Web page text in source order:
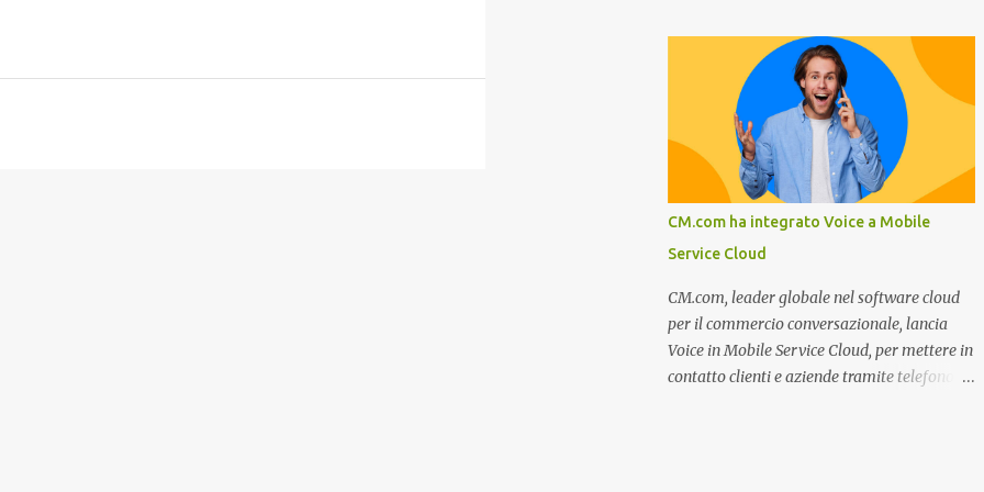
su come rispondere alle aspettative del c...
Novembre e per tutto il mese di Dicembre il
portale e motore di ricerca aziendale
caminisulweb.it , specializzato nel campo
degli impianti di riscaldamento, stufe e
camini, e fumisteria in generale offre la
registrazione gratuita a vantaggio di tutte le
aziende operanti nel settore. E’ possibile
infatti all’interno del sito inserire
gratuitamente i propri dati aziendali,
indirizzi, recapiti, recensione (che verrà
corretta, migliorata e modificata
all’occorrenza da redattori specializzati),
immagini dei prodotti e fino a un massimo
CM.com ha integrato Voice a Mobile
Service Cloud
CM.com, leader globale nel software cloud
per il commercio conversazionale, lancia
Voice in Mobile Service Cloud, per mettere in
contatto clienti e aziende tramite telefono e